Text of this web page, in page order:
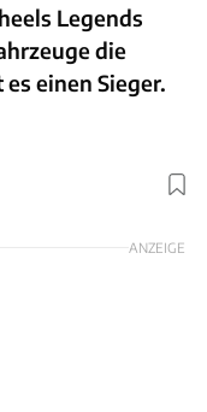
Legends
die
einen Sieger.
ANZEIGE